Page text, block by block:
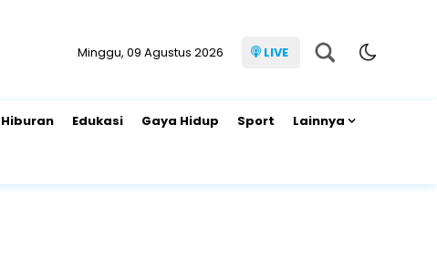
Minggu, 09 Agustus 2026 LIVE
Hiburan Edukasi Gaya Hidup Sport Lainnya